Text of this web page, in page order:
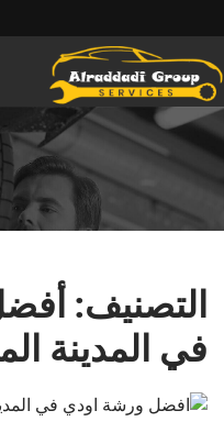
التصنيف:
في المدينة